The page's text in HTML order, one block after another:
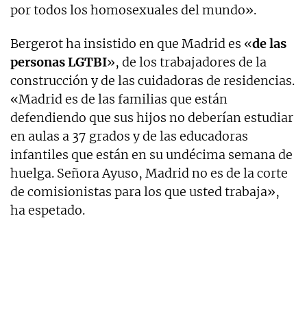
por todos los homosexuales del mundo».
Bergerot ha insistido en que Madrid es «de las
personas LGTBI», de los trabajadores de la
construcción y de las cuidadoras de residencias.
«Madrid es de las familias que están
defendiendo que sus hijos no deberían estudiar
en aulas a 37 grados y de las educadoras
infantiles que están en su undécima semana de
huelga. Señora Ayuso, Madrid no es de la corte
de comisionistas para los que usted trabaja»,
ha espetado.